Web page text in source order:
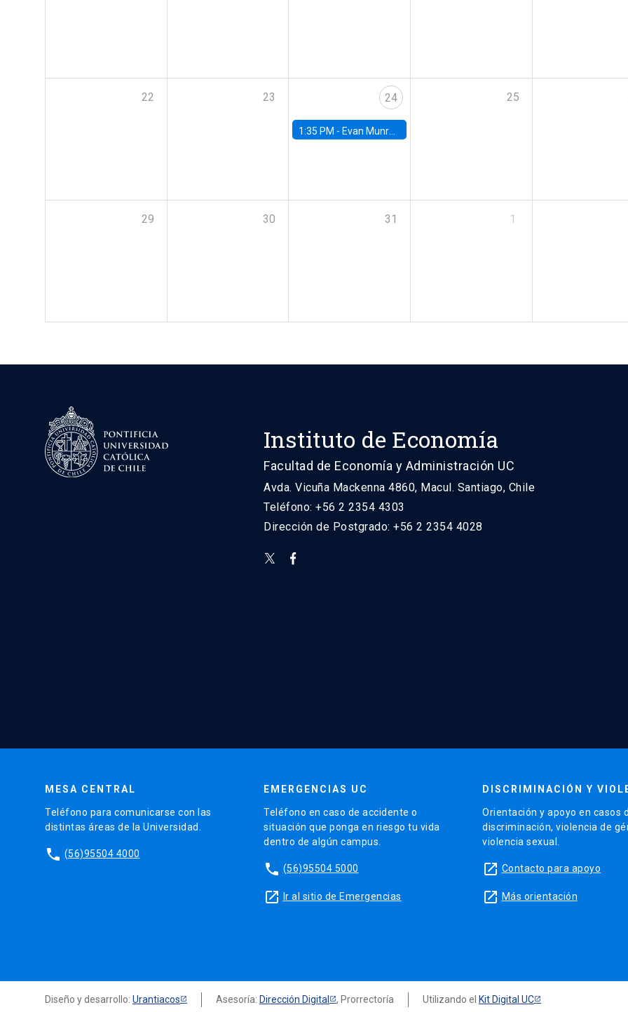
22 23 24
1:35 PM - Evan Munro, Neyman Visiting Assistant Professor in the Department of Statistics at UC Berkeley
25
29 30 31 1
Instituto de Economía
Facultad de Economía y Administración UC
Avda. Vicuña Mackenna 4860, Macul. Santiago, Chile
Teléfono: +56 2 2354 4303
Dirección de Postgrado: +56 2 2354 4028
MESA CENTRAL
Teléfono para comunicarse con las
distintas áreas de la Universidad.
phone (56)95504 4000
EMERGENCIAS UC
Teléfono en caso de accidente o
situación que ponga en riesgo tu vida
dentro de algún campus.
phone (56)95504 5000
launch Ir al sitio de Emergencias
DISCRIMINACIÓN Y
Orientación y apoyo en casos
discriminación, violencia de
violencia sexual.
launch Contacto para apoyo
launch Más orientación
Diseño y desarrollo: Urantiacos Asesoría: Dirección Digital , Prorrectoría Utilizando el Kit Digital UC